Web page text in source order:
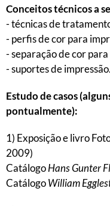
Conceitos técnicos a
- técnicas de
- perfis de cor para
- separação de cor
- suportes de impressão.
Estudo de casos
pontualmente):
1) Exposição e livro
2009)
CatálogoHans Gunter
CatálogoWilliam